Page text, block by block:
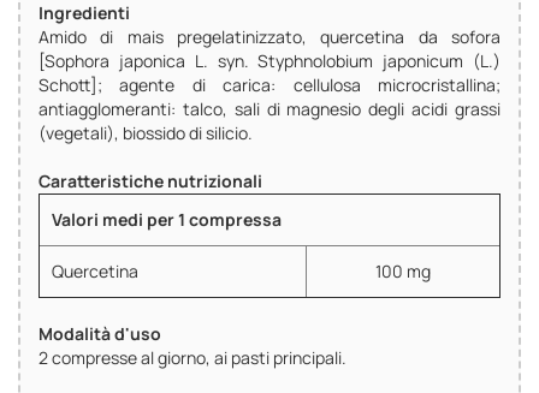
Ingredienti
Amido di mais pregelatinizzato, quercetina da sofora
[Sophora japonica L. syn. Styphnolobium japonicum (L.)
Schott]; agente di carica: cellulosa microcristallina;
antiagglomeranti: talco, sali di magnesio degli acidi grassi
(vegetali), biossido di silicio.
Caratteristiche nutrizionali
Valori medi per 1 compressa
Quercetina 100 mg
Modalità d'uso
2 compresse al giorno, ai pasti principali.